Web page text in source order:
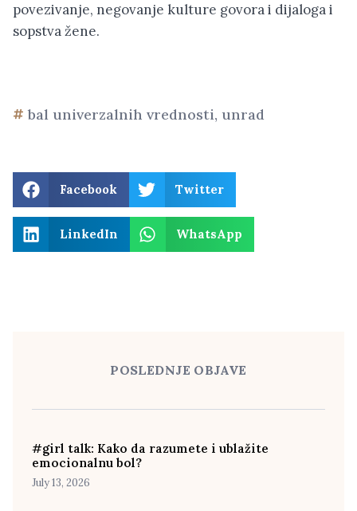
povezivanje, negovanje kulture govora i dijaloga i
sopstva žene.
bal univerzalnih vrednosti, unrad
Facebook Twitter
LinkedIn WhatsApp
POSLEDNJE OBJAVE
#girl talk: Kako da razumete i ublažite
emocionalnu bol?
July 13, 2026